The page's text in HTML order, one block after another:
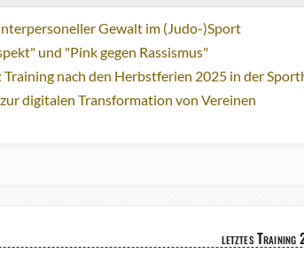
Gewalt im (Judo-)Sport
und "Pink gegen Rassismus"
nach den Herbstferien 2025 in der
digitalen Transformation von Vereinen
letztes Training